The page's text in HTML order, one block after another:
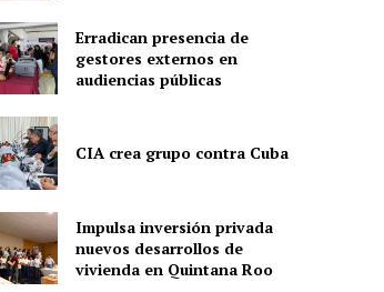
Erradican presencia de
gestores externos en
audiencias públicas
CIA crea grupo contra Cuba
Impulsa inversión privada
nuevos desarrollos de
vivienda en Quintana Roo